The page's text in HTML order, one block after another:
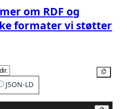
om RDF og
formater vi støtter
JSON-LD